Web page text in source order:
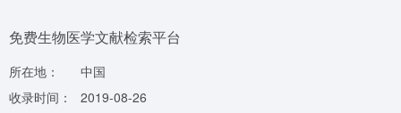
免费生物医学文献检索平台
所在地：
中国
收录时间：
2019-08-26